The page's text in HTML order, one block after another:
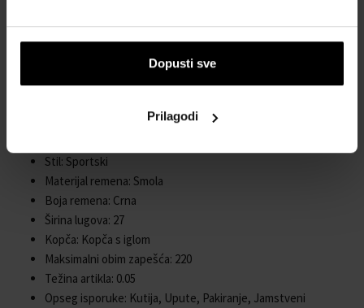
Dopusti sve
Prilagodi
Oblik kućišta: Okruglo
Širina kućišta: 45
Poklopac kućišta: pričvršćen vijcima, Donji dio od
nehrđajućeg čelika
Staklo: očvrsnuto, Mineralno staklo
Stil: Sportski
Materijal remena: Smola
Boja remena: Crna
Širina lugova: 27
Kopča: Kopča s iglom
Maksimalni obim zapešća: 220
Težina artikla: 0.05
Opseg isporuke: Kutija, Upute, Pakiranje, Jamstveni